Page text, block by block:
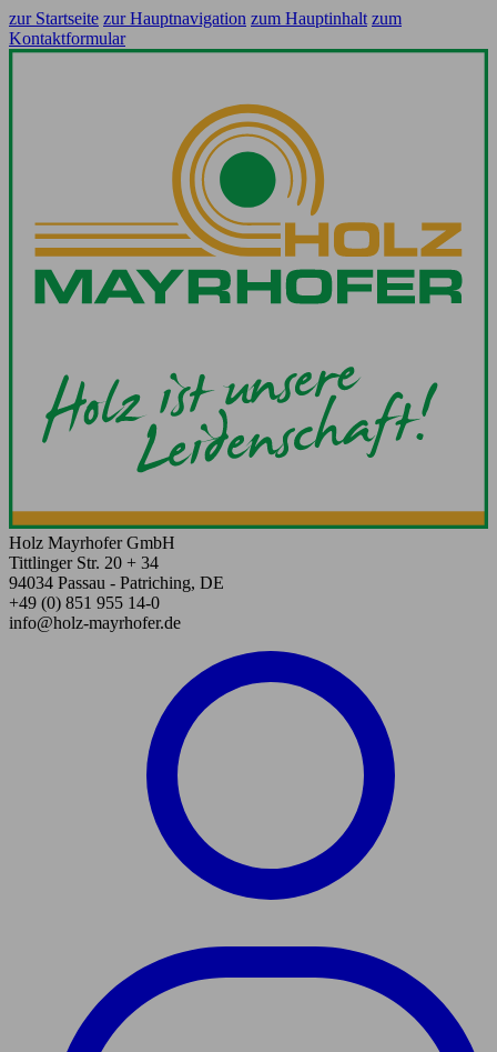
zur Startseite zur Hauptnavigation zum Hauptinhalt zum
Kontaktformular
Holz Mayrhofer GmbH
Tittlinger Str. 20 + 34
94034 Passau - Patriching, DE
+49 (0) 851 955 14-0
info@holz-mayrhofer.de